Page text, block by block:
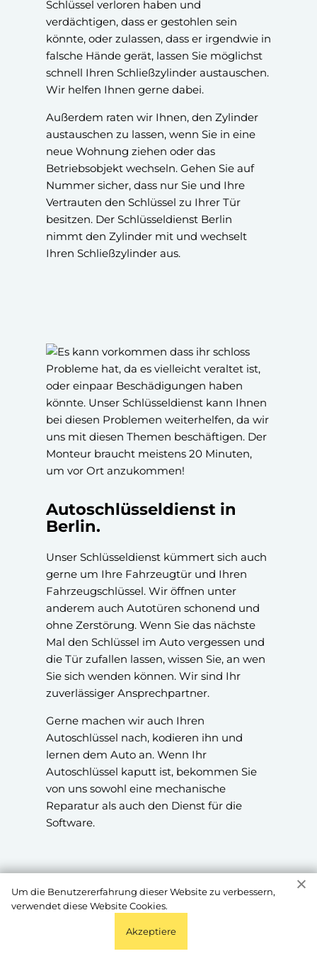
Schlüssel verloren haben und
verdächtigen, dass er gestohlen sein
könnte, oder zulassen, dass er irgendwie in
falsche Hände gerät, lassen Sie möglichst
schnell Ihren Schließzylinder austauschen.
Wir helfen Ihnen gerne dabei.
Außerdem raten wir Ihnen, den Zylinder
austauschen zu lassen, wenn Sie in eine
neue Wohnung ziehen oder das
Betriebsobjekt wechseln. Gehen Sie auf
Nummer sicher, dass nur Sie und Ihre
Vertrauten den Schlüssel zu Ihrer Tür
besitzen. Der Schlüsseldienst Berlin
nimmt den Zylinder mit und wechselt
Ihren Schließzylinder aus.
Autoschlüsseldienst in
Berlin.
Unser Schlüsseldienst kümmert sich auch
gerne um Ihre Fahrzeugtür und Ihren
Fahrzeugschlüssel. Wir öffnen unter
anderem auch Autotüren schonend und
ohne Zerstörung. Wenn Sie das nächste
Mal den Schlüssel im Auto vergessen und
die Tür zufallen lassen, wissen Sie, an wen
Sie sich wenden können. Wir sind Ihr
zuverlässiger Ansprechpartner.
Gerne machen wir auch Ihren
Autoschlüssel nach, kodieren ihn und
lernen dem Auto an. Wenn Ihr
Autoschlüssel kaputt ist, bekommen Sie
von uns sowohl eine mechanische
Reparatur als auch den Dienst für die
Software.
Um die Benutzererfahrung dieser Website zu verbessern,
verwendet diese Website Cookies.
Akzeptiere